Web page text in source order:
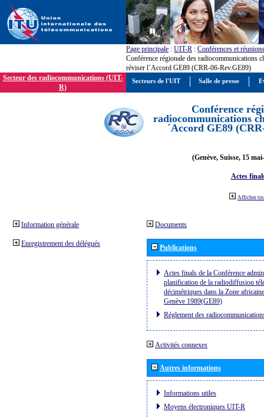
Page principale : UIT-R : Conférences et réunions
Conférence régionale des radiocommunications
réviser l´Accord GE89 (CRR-06-Rev.GE89)
Secteur des radiocommunications (UIT-
R)
Conférence
radiocommunications
´Accord GE89
(Genève, Suisse, 15
Actes
Afficher
Information générale
Enregistrement des délégués
Documents
Publications
Actes finals de la Conférence
planification de la radiodiffusion
décimétriques dans la Zone
Genève 1989(GE89)
Réglement des
Activités connexes
Autres informations
Informations utiles
Moyens électroniques UIT-R
Secteurs de l'UIT Salle de presse